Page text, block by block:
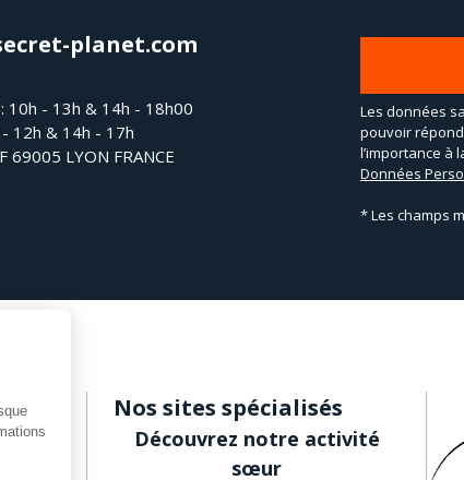
planet.com
10h - 13h & 14h - 18h00
12h & 14h - 17h
69005 LYON FRANCE
Les données
pouvoir
l’importance à
Données
* Les champs
Nos sites spécialisés
Découvrez notre activité
sœur